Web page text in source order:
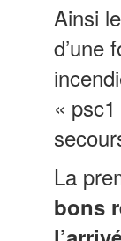
Ainsi
d’une
«
La
bons